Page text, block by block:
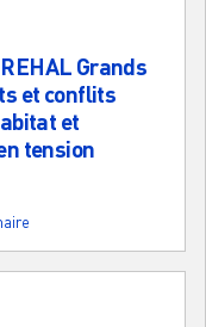
Grands
et conflits
et
tension